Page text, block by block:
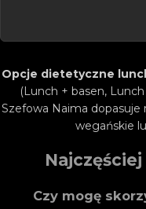
Opcje dietetyczne
(Lunch + basen,
Szefowa Naima
wegańskie
Czy mogę